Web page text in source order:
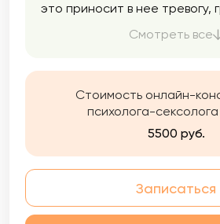
это приносит в нее тревогу,
других, мешающим вашему
Смотреть все
Стоимость онлайн-
психолога-
5500 руб.
Записаться